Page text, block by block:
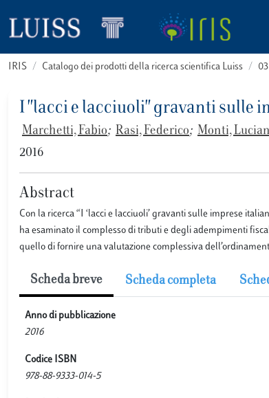
IRIS Catalogo dei prodotti della ricerca scientifica Luiss
I "lacci e lacciuoli" gravanti sulle
Marchetti, Fabio; Rasi, Federico; Monti,
2016
Abstract
Con la ricerca “I ‘lacci e lacciuoli’ gravanti sulle imprese
ha esaminato il complesso di tributi e degli adempimenti
quello di fornire una valutazione complessiva
Scheda breve Scheda completa
Anno di pubblicazione
2016
Codice ISBN
978-88-9333-014-5